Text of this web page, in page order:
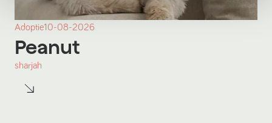
Adoptie10-08-2026
Peanut
sharjah